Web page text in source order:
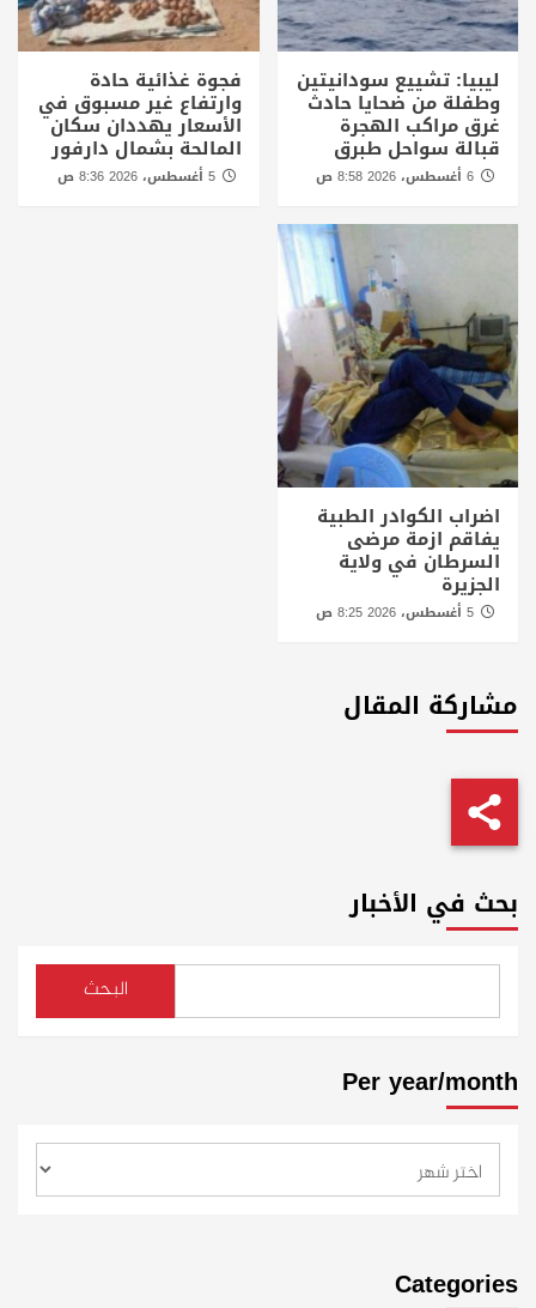
ليبيا: تشييع سودانيتين
وطفلة من ضحايا حادث
غرق مراكب الهجرة
قبالة سواحل طبرق
فجوة غذائية حادة
وارتفاع غير مسبوق في
الأسعار يهددان سكان
المالحة بشمال دارفور
5 أغسطس، 2026 8:36 ص
اضراب الكوادر الطبية
يفاقم ازمة مرضى
السرطان في ولاية
الجزيرة
مشاركة المقال
بحث في الأخبار
البحث
Per year/month
Categories